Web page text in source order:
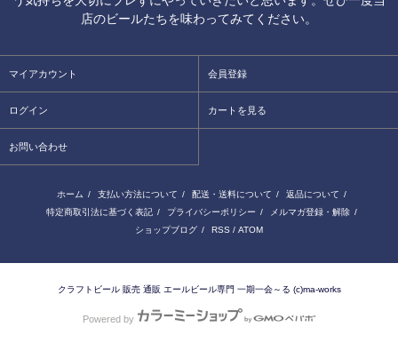
店のビールたちを味わってみてください。
マイアカウント 会員登録
ログイン カートを見る
お問い合わせ
ホーム / 支払い方法について / 配送・送料について / 返品について /
特定商取引法に基づく表記 / プライバシーポリシー / メルマガ登録・解除 /
ショップブログ / RSS / ATOM
クラフトビール 販売 通販 エールビール専門 一期一会～る (c)ma-works
Powered by